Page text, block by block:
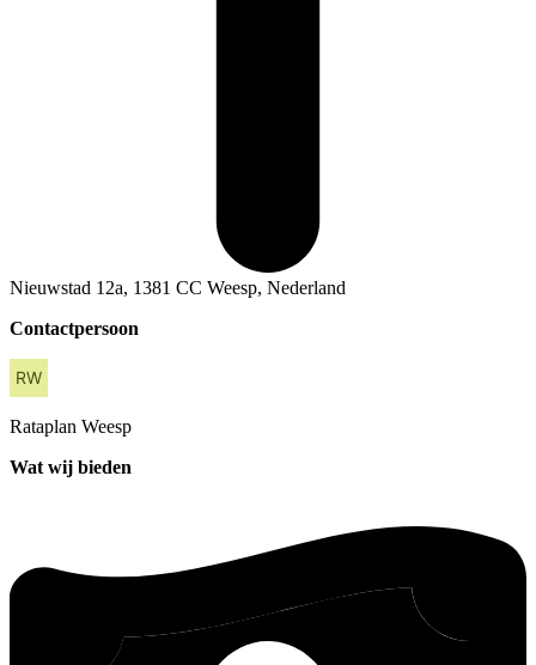
Nieuwstad 12a, 1381 CC Weesp, Nederland
Contactpersoon
Rataplan Weesp
Wat wij bieden